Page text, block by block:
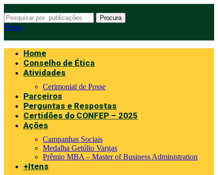
Procura
Menu
Home
Conselho de Ética
Atividades
Cerimonial de Posse
Parceiros
Perguntas e Respostas
Certidões do CONFEP – 2025
Ações
Campanhas Sociais
Medalha Getúlio Vargas
Prêmio MBA – Master of Business Administration
+Itens